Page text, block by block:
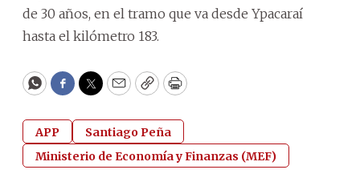
de 30 años, en el tramo que va desde Ypacaraí
hasta el kilómetro 183.
WhatsApp
Facebook
Twitter
EmailCopyPrint
APP
Santiago Peña
Ministerio de Economía y Finanzas (MEF)